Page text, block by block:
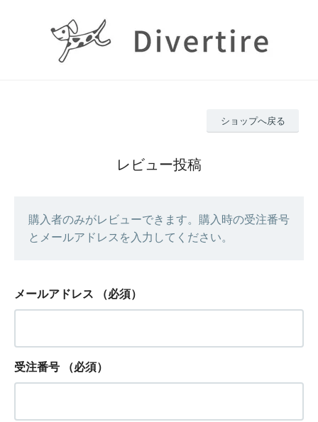
ショップへ戻る
レビュー投稿
購入者のみがレビューできます。購入時の受注番号
とメールアドレスを入力してください。
メールアドレス （必須）
受注番号 （必須）